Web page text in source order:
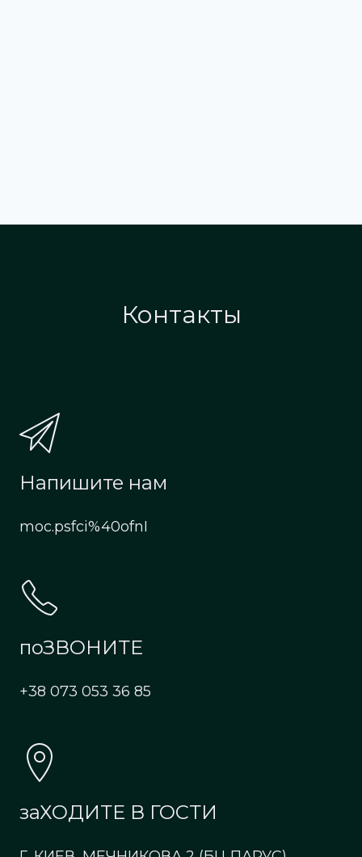
Контакты
Напишите нам
moc.psfci%40ofnI
поЗВОНИТЕ
+38 073 053 36 85
заХОДИТЕ В ГОСТИ